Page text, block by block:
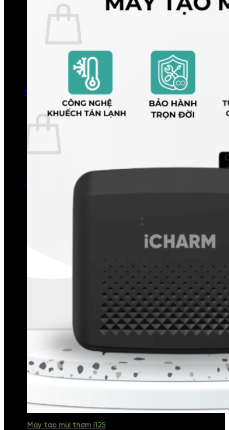
Chưa có sản phẩm trong giỏ hàng.
Quay trở lại cửa hàng
0
Giỏ hàng
Chưa có sản phẩm trong giỏ hàng.
Quay trở lại cửa hàng
Máy tạo mùi thơm i125